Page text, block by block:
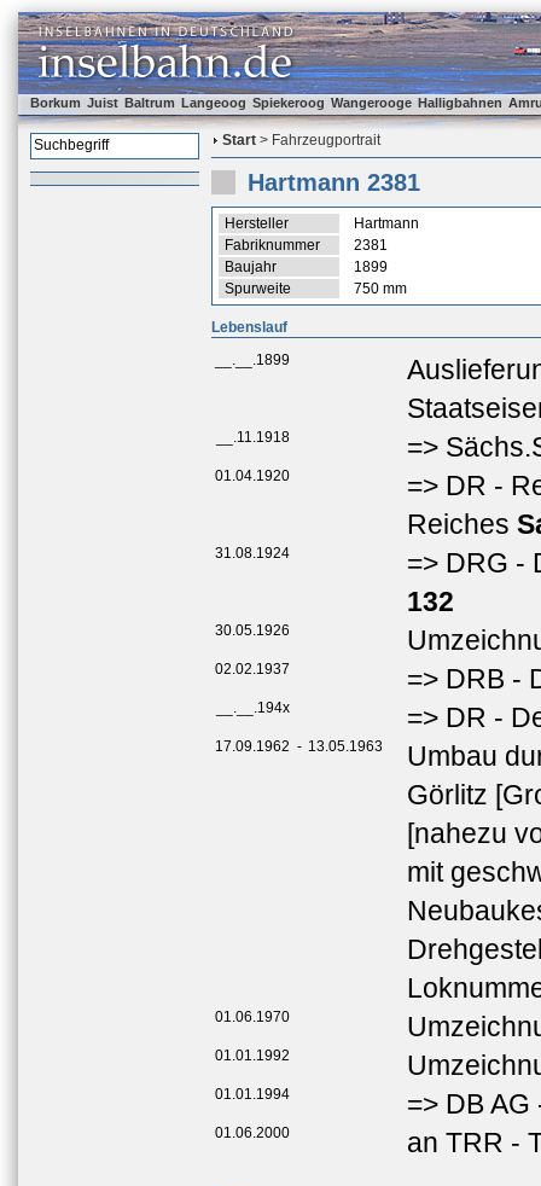
Borkum Juist Baltrum Langeoog Spiekeroog Wangerooge Halligbahnen
Start > Fahrzeugportrait
Hartmann 2381
Hersteller
Hartmann
Fabriknummer
2381
Baujahr
1899
Spurweite
750 mm
Lebenslauf
__.__.1899
__.11.1918 =>
01.04.1920
=> DR -
Reiches
31.08.1924
=> DRG -
132
30.05.1926
02.02.1937 => DRB -
__.__.194x => DR -
17.09.1962 - 13.05.1963
Umbau
Görlitz
[nahezu
mit
01.06.1970
01.01.1992
01.01.1994 => DB
01.06.2000 an TRR -